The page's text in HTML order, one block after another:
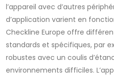
l’appareil avec d’autres
d’application varient en
Checkline Europe offre
standards et spécifiques, par
robustes avec un coulis
environnements difficiles.